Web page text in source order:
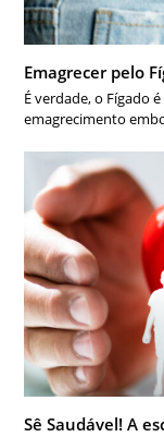
Emagrecer pelo
É verdade, o Fígado
emagrecimento
Sê Saudável! A